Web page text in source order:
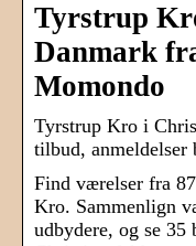
Tyrstrup
Danmark
Momondo
Tyrstrup Kro i
tilbud, anmeldelser
Find værelser fra
Kro. Sammenlign
udbydere, og se